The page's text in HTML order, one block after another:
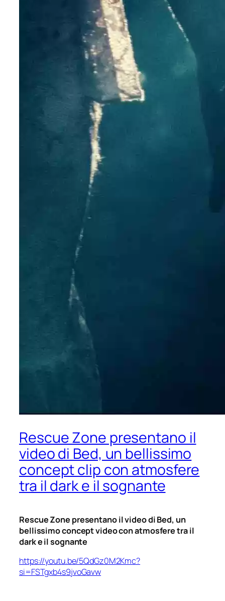
Rescue Zone presentano il
video di Bed, un bellissimo
concept clip con atmosfere
tra il dark e il sognante
Rescue Zone presentano il video di Bed, un
bellissimo concept video con atmosfere tra il
dark e il sognante
https://youtu.be/5QdGz0M2Kmc?
si=FSTgxb4s9jvoGavw